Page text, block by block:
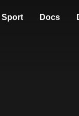
Sport Docs